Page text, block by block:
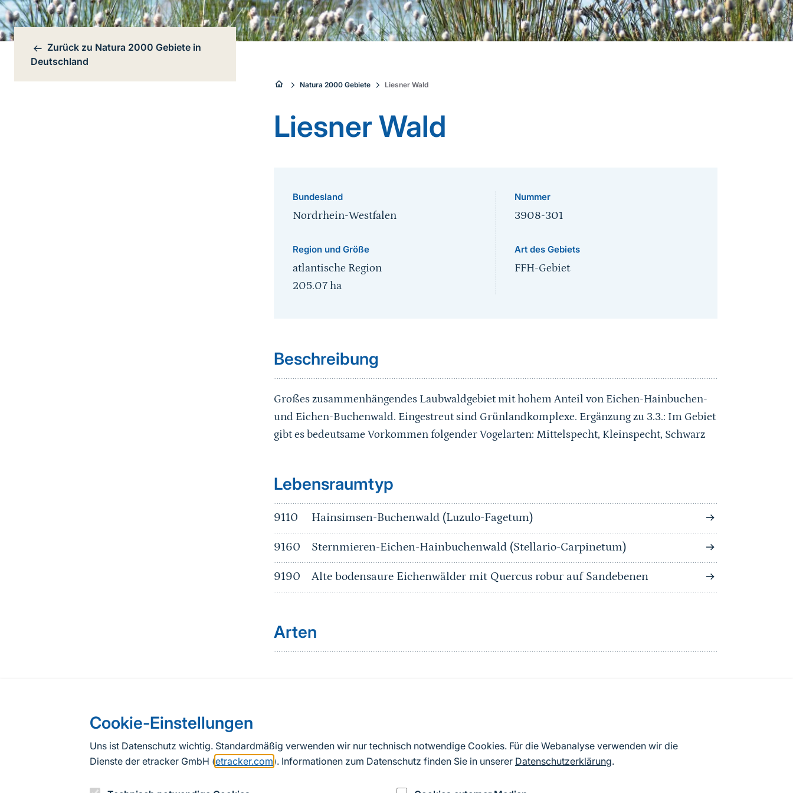
Cookie-Einstellungen
Uns ist Datenschutz wichtig. Standardmäßig verwenden wir nur technisch notwendige Cookies. Für die Webanalyse verwenden wir die
Dienste der etracker GmbH (etracker.com ). Informationen zum Datenschutz finden Sie in unserer Datenschutzerklärung.
Bereichsnavigation
Zurück zu Natura 2000 Gebiete in
Deutschland
Sie
sind
hier:
Natura 2000 Gebiete Liesner Wald
Liesner Wald
Bundesland
Nordrhein-Westfalen
Region und Größe
atlantische Region
205.07ha
Nummer
3908-301
Art des Gebiets
FFH-Gebiet
Beschreibung
Großes zusammenhängendes Laubwaldgebiet mit hohem Anteil von Eichen-Hainbuchen-
und Eichen-Buchenwald. Eingestreut sind Grünlandkomplexe. Ergänzung zu 3.3.: Im Gebiet
gibt es bedeutsame Vorkommen folgender Vogelarten: Mittelspecht, Kleinspecht, Schwarz
Sprungmarke
Lebensraumtyp
9110 Hainsimsen-Buchenwald (Luzulo-Fagetum)
9160 Sternmieren-Eichen-Hainbuchenwald (Stellario-Carpinetum)
9190 Alte bodensaure Eichenwälder mit Quercus robur auf Sandebenen
Arten
Nach Angaben der an die EU übermittelten Standarddatenbögen Deutschlands (Stand:
2019). Aus besonderen Schutzgründen enthalten die zur Veröffentlichung freigegebenen